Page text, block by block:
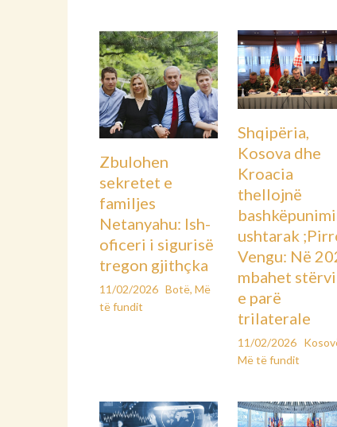
Zbulohen
sekretet e
familjes
Netanyahu: Ish-
oficeri i sigurisë
tregon gjithçka
11/02/2026 Botë, Më
të fundit
Shqipëria,
Kosova dhe
Kroacia
thellojnë
ushtarak
Vengu: Në
mbahet
e parë
trilaterale
11/02/2026
Më të fundit